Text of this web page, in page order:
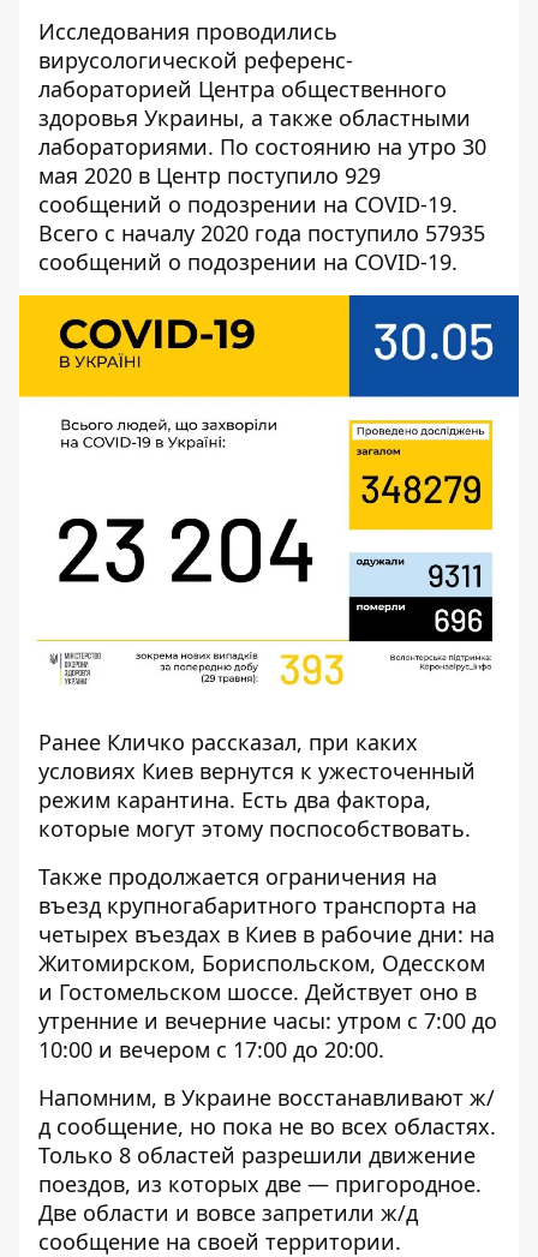
Исследования проводились
вирусологической референс-
лабораторией Центра общественного
здоровья Украины, а также областными
лабораториями. По состоянию на утро 30
мая 2020 в Центр поступило 929
сообщений о подозрении на COVID-19.
Всего с началу 2020 года поступило 57935
сообщений о подозрении на COVID-19.
Ранее Кличко рассказал, при каких
условиях Киев вернутся к ужесточенный
режим карантина. Есть два фактора,
которые могут этому поспособствовать.
Также продолжается ограничения на
въезд крупногабаритного транспорта на
четырех въездах в Киев в рабочие дни: на
Житомирском, Бориспольском, Одесском
и Гостомельском шоссе. Действует оно в
утренние и вечерние часы: утром с 7:00 до
10:00 и вечером с 17:00 до 20:00.
Напомним, в Украине восстанавливают ж/
д сообщение, но пока не во всех областях.
Только 8 областей разрешили движение
поездов, из которых две — пригородное.
Две области и вовсе запретили ж/д
сообщение на своей территории.